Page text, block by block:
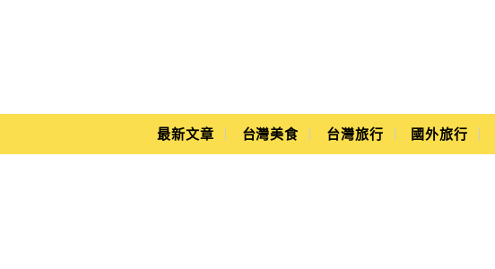
Yuki's Life
Main Menu
最新文章 台灣美食 台灣旅行 國外旅行